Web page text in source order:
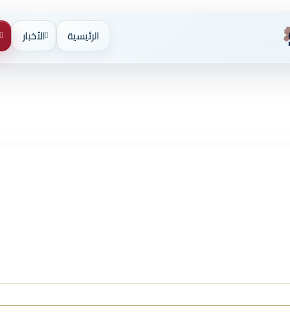
الرئيسية الأخبار